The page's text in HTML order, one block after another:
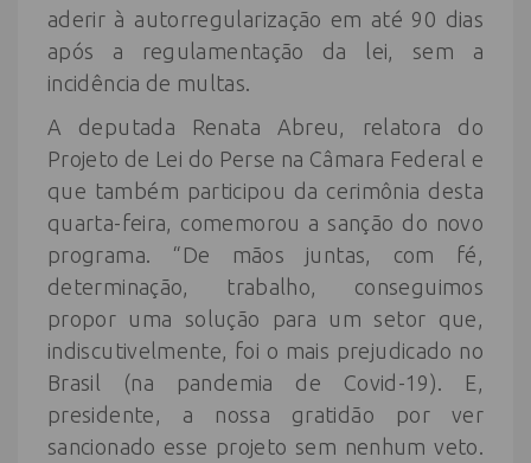
aderir à autorregularização em até 90 dias
após a regulamentação da lei, sem a
incidência de multas.
A deputada Renata Abreu, relatora do
Projeto de Lei do Perse na Câmara Federal e
que também participou da cerimônia desta
quarta-feira, comemorou a sanção do novo
programa. “De mãos juntas, com fé,
determinação, trabalho, conseguimos
propor uma solução para um setor que,
indiscutivelmente, foi o mais prejudicado no
Brasil (na pandemia de Covid-19). E,
presidente, a nossa gratidão por ver
sancionado esse projeto sem nenhum veto.